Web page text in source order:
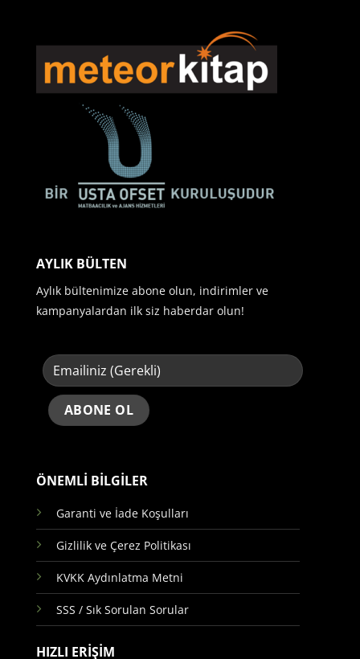
ÖNEMLİ BİLGİLER
Garanti ve İade Koşulları
Gizlilik ve Çerez Politikası
KVKK Aydınlatma Metni
SSS / Sık Sorulan Sorular
HIZLI ERİŞİM
AYLIK BÜLTEN
Aylık bültenimize abone olun, indirimler ve
kampanyalardan ilk siz haberdar olun!